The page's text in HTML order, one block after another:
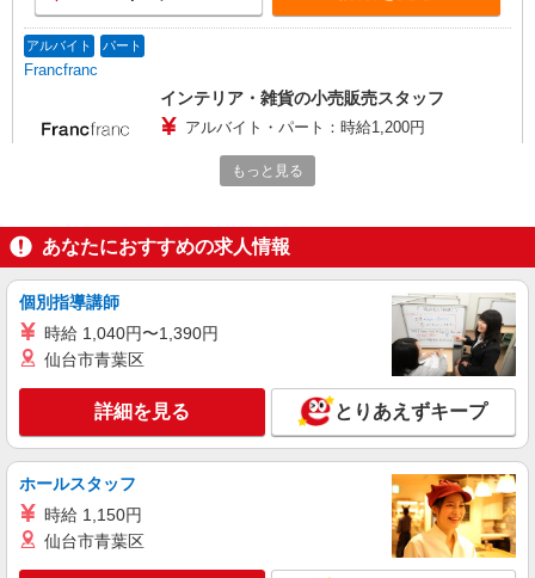
アルバイト パート
Francfranc
インテリア・雑貨の小売販売スタッフ
アルバイト・パート：時給1,200円
大阪府和泉市あゆみ野4-4-7 ららぽーと和泉
アルバイト パート
one’sterrace
アルバイト・パート：［2025年7月1日〜以下
間）：時給1,200円
大阪府和泉市あゆみ野4-4-7 ららぽーと和泉
キープ 詳細を見る
アルバイト パート
株式会社中央コンタクト
もっと見る
あなたにおすすめの求人情報
個別指導講師
時給 1,040円〜1,390円
仙台市青葉区
詳細を見る とりあえずキープ
ホールスタッフ
時給 1,150円
仙台市青葉区